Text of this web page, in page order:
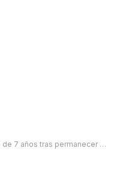
varios días ingresado en el Hospital Infantil Robert Reid Cabral